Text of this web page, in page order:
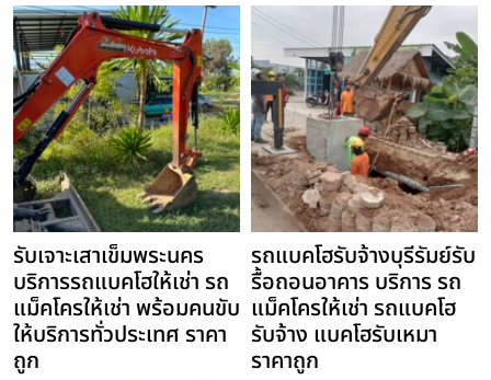
รับเจาะเสาเข็มพระนคร
บริการรถแบคโฮให้เช่า รถ
แม็คโครให้เช่า พร้อมคนขับ
ให้บริการทั่วประเทศ ราคา
ถูก
รถแบคโฮรับจ้างบุรีรัมย์รับ
รื้อถอนอาคาร บริการ รถ
แม็คโครให้เช่า รถแบคโฮ
รับจ้าง แบคโฮรับเหมา
ราคาถูก